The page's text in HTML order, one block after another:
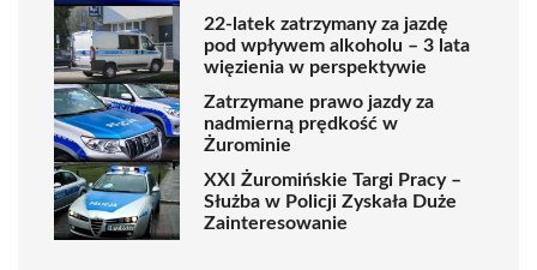
22-latek zatrzymany za jazdę
pod wpływem alkoholu – 3 lata
więzienia w perspektywie
Zatrzymane prawo jazdy za
nadmierną prędkość w
Żurominie
XXI Żuromińskie Targi Pracy –
Służba w Policji Zyskała Duże
Zainteresowanie